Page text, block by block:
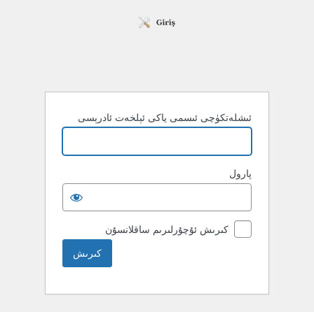
ئىشلەتكۈچى ئىسمى ياكى ئېلخەت ئادرېسى
پارول
كىرىش ئۇچۇرلىرىم ساقلانسۇن